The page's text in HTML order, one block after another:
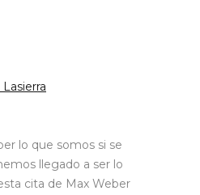
lo que somos si se
llegado a ser lo
cita de Max Weber